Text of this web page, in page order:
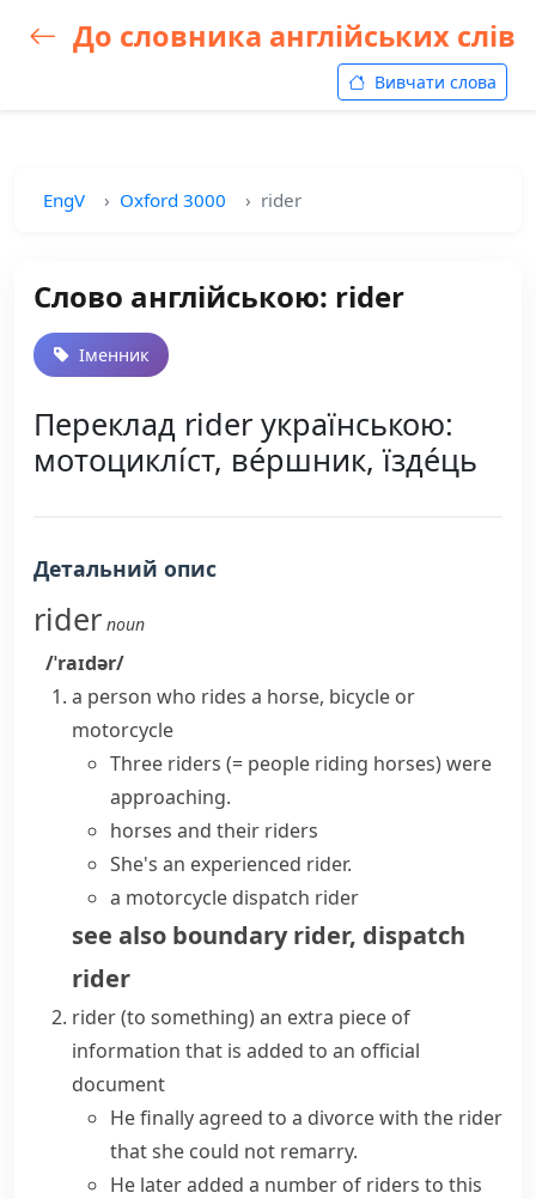
До словника англійських слів
Вивчати слова
EngV Oxford 3000 rider
Слово англійською: rider
Іменник
Переклад rider українською:
мотоциклі́ст, ве́ршник, їзде́ць
Детальний опис
rider noun
/ˈraɪdər/
a person who rides a horse, bicycle or
motorcycle
Three riders (= people riding horses)were
approaching.
horses and their riders
She's an experienced rider.
a motorcycle dispatch rider
see also boundary rider, dispatch
rider
rider (to something)an extra piece of
information that is added to an official
document
He finally agreed to a divorce with the rider
that she could not remarry.
He later added a number of riders to this